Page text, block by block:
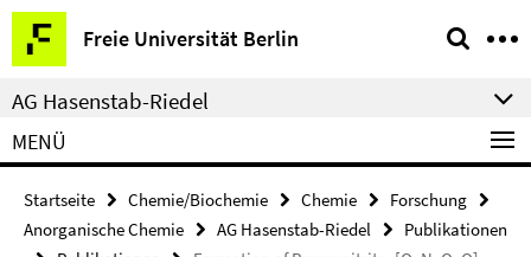
Springe
direkt
zu
Inhalt
Freie Universität Berlin
Service-
Navigation
AG Hasenstab-Riedel
MENÜ
Startseite Chemie/Biochemie Chemie
Forschung
Anorganische Chemie
AG Hasenstab-Riedel
Publikationen